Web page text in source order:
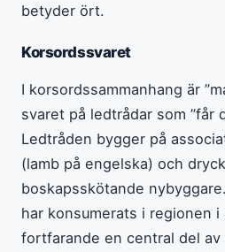
betyder ört.
Korsordssvaret
I korsordssammanhang är
svaret på ledtrådar som ”får
Ledtråden bygger på
(lamb på engelska) och
boskapsskötande
har konsumerats i regionen
fortfarande en central del av